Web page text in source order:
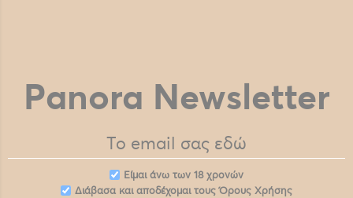
Panora Newsletter
Eίμαι άνω των 18 χρονών
Διάβασα και αποδέχομαι τουςΌρους Χρήσης